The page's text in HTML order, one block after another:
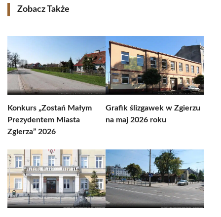
Zobacz Także
Konkurs „Zostań Małym
Prezydentem Miasta
Zgierza” 2026
Grafik ślizgawek w Zgierzu
na maj 2026 roku